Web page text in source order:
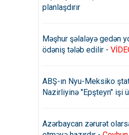
planlaşdırır
Məşhur şəlaləyə gedən
ödəniş tələb edilir -
ABŞ-ın Nyu-Meksiko
Nazirliyinə "Epşteyn" işi
Azərbaycan zərurət